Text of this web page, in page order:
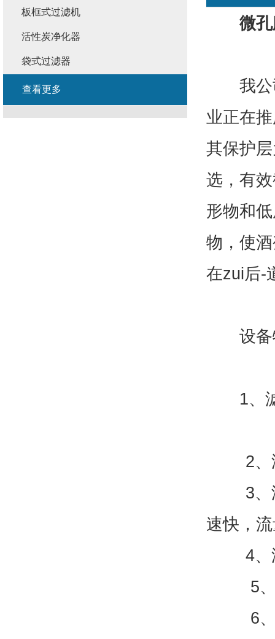
微
我公司
业正在
其保护
选，有
形物和
物，使
在zui后-
设备
1、滤
2、滤
3、滤
速快，
4、滤
5、化
6、体
板框式过滤机
活性炭净化器
袋式过滤器
查看更多